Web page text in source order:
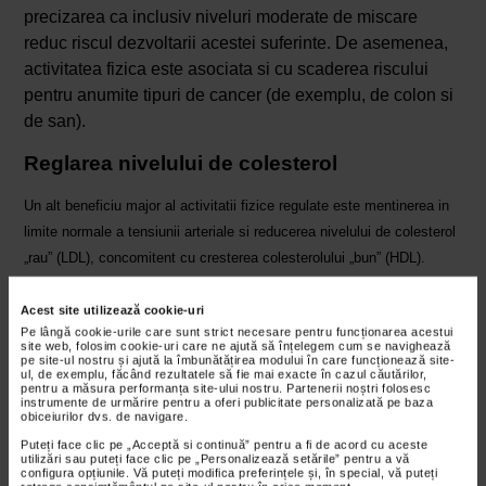
Acest site utilizează cookie-uri
Pe lângă cookie-urile care sunt strict necesare pentru funcționarea acestui
site web, folosim cookie-uri care ne ajută să înțelegem cum se navighează
pe site-ul nostru și ajută la îmbunătățirea modului în care funcționează site-
ul, de exemplu, făcând rezultatele să fie mai exacte în cazul căutărilor,
pentru a măsura performanța site-ului nostru. Partenerii noștri folosesc
instrumente de urmărire pentru a oferi publicitate personalizată pe baza
obiceiurilor dvs. de navigare.
Puteți face clic pe „Acceptă si continuă” pentru a fi de acord cu aceste
utilizări sau puteți face clic pe „Personalizează setările” pentru a vă
configura opțiunile. Vă puteți modifica preferințele și, în special, vă puteți
precizarea ca inclusiv niveluri moderate de miscare
reduc riscul dezvoltarii acestei suferinte. De asemenea,
activitatea fizica este asociata si cu scaderea riscului
pentru anumite tipuri de cancer (de exemplu, de colon si
de san).
Reglarea nivelului de colesterol
Un alt beneficiu major al activitatii fizice regulate este mentinerea in
limite normale a tensiunii arteriale si reducerea nivelului de colesterol
„rau” (LDL), concomitent cu cresterea colesterolului „bun” (HDL).
Drept urmare, reglarea profilului lipidic reduce riscul de ateroscleroza
si, implicit, riscul de infarct sau accident vascular cerebral. Astfel,
miscarea devine nu doar un mijloc de preventie, ci si un adjuvant in
managementul pacientilor diagnosticati cu hipertensiune sau
dislipidemie.
Intarirea sistemului imunitar
Exercitiile de intensitate moderata favorizeaza circulatia